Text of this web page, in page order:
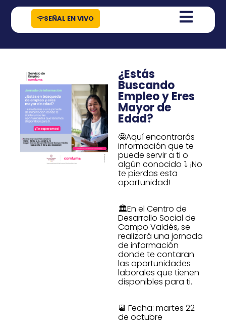
contenido
SEÑAL EN VIVO
¿Estás
Buscando
Empleo y Eres
Mayor de
Edad?
🤩Aquí encontrarás
información que te
puede servir a ti o
algún conocido ⤵️ ¡No
te pierdas esta
oportunidad!
🏛️En el Centro de
Desarrollo Social de
Campo Valdés, se
realizará una jornada
de información
donde te contaran
las oportunidades
laborales que tienen
disponibles para ti.
📆 Fecha: martes 22
de octubre